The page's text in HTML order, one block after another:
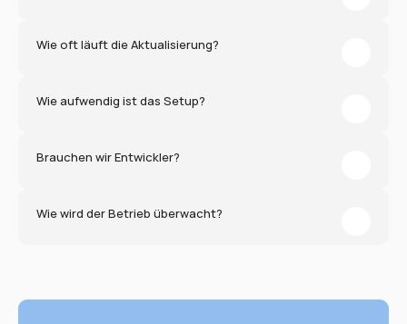
Wie oft läuft die Aktualisierung?
Wie aufwendig ist das Setup?
Brauchen wir Entwickler?
Wie wird der Betrieb überwacht?